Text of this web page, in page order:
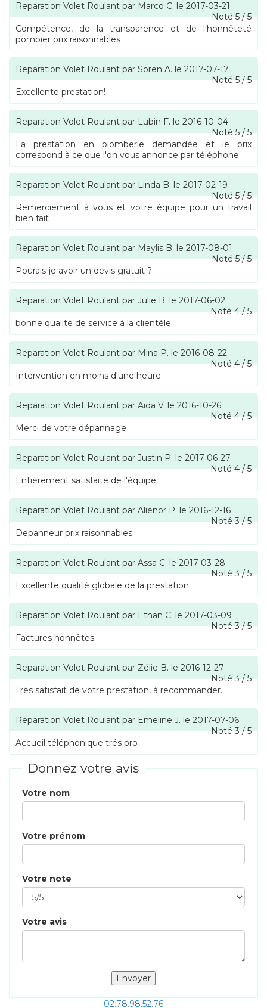
Reparation Volet Roulant par Marco C. le 2017-03-21
Noté5/5
Compétence, de la transparence et de l'honnêteté
pombier prix raisonnables
Reparation Volet Roulant par Soren A. le 2017-07-17
Noté5/5
Excellente prestation!
Reparation Volet Roulant par Lubin F. le 2016-10-04
Noté5/5
La prestation en plomberie demandée et le prix
correspond à ce que l'on vous annonce par téléphone
Reparation Volet Roulant par Linda B. le 2017-02-19
Noté5/5
Remerciement à vous et votre équipe pour un travail
bien fait
Reparation Volet Roulant par Maylis B. le 2017-08-01
Noté5/5
Pourais-je avoir un devis gratuit ?
Reparation Volet Roulant par Julie B. le 2017-06-02
Noté4/5
bonne qualité de service à la clientèle
Reparation Volet Roulant par Mina P. le 2016-08-22
Noté4/5
Intervention en moins d'une heure
Reparation Volet Roulant par Aïda V. le 2016-10-26
Noté4/5
Merci de votre dépannage
Reparation Volet Roulant par Justin P. le 2017-06-27
Noté4/5
Entièrement satisfaite de l'équipe
Reparation Volet Roulant par Aliénor P. le 2016-12-16
Noté3/5
Depanneur prix raisonnables
Reparation Volet Roulant par Assa C. le 2017-03-28
Noté3/5
Excellente qualité globale de la prestation
Reparation Volet Roulant par Ethan C. le 2017-03-09
Noté3/5
Factures honnêtes
Reparation Volet Roulant par Zélie B. le 2016-12-27
Noté3/5
Très satisfait de votre prestation, à recommander.
Reparation Volet Roulant par Emeline J. le 2017-07-06
Noté3/5
Accueil téléphonique trés pro
Donnez votre avis
Votre nom
Votre prénom
Votre note
Votre avis
02.78.98.52.76